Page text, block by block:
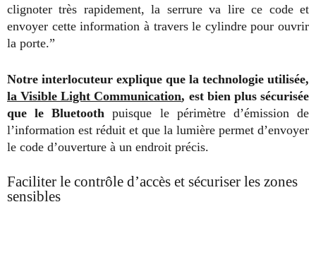
clignoter très rapidement, la serrure va lire ce code et
envoyer cette information à travers le cylindre pour ouvrir
la porte.”
Notre interlocuteur explique que la technologie utilisée,
la Visible Light Communication, est bien plus sécurisée
que le Bluetooth puisque le périmètre d’émission de
l’information est réduit et que la lumière permet d’envoyer
le code d’ouverture à un endroit précis.
Faciliter le contrôle d’accès et sécuriser les zones
sensibles